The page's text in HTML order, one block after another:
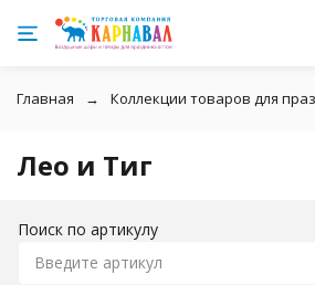
Главная Коллекции товаров для
Лео и Тиг
Поиск по артикулу